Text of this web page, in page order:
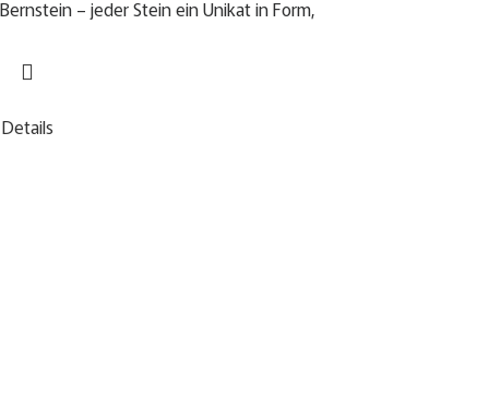
Bernstein – jeder Stein ein Unikat in Form,
Details